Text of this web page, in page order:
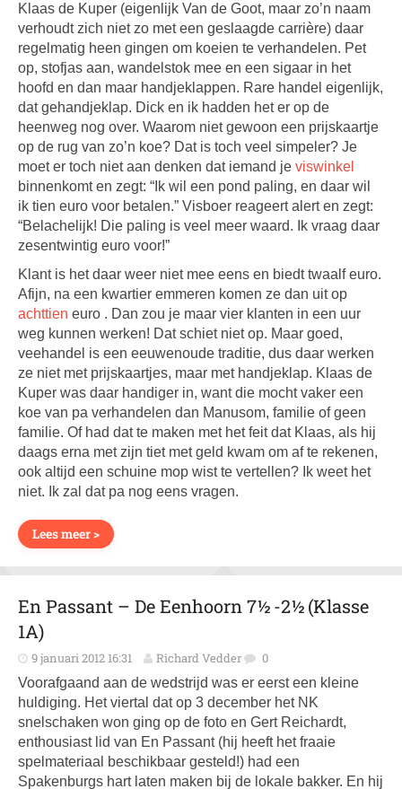
Klaas de Kuper (eigenlijk Van de Goot, maar zo’n naam
verhoudt zich niet zo met een geslaagde carrière) daar
regelmatig heen gingen om koeien te verhandelen. Pet
op, stofjas aan, wandelstok mee en een sigaar in het
hoofd en dan maar handjeklappen. Rare handel eigenlijk,
dat gehandjeklap. Dick en ik hadden het er op de
heenweg nog over. Waarom niet gewoon een prijskaartje
op de rug van zo’n koe? Dat is toch veel simpeler? Je
moet er toch niet aan denken dat iemand je viswinkel
binnenkomt en zegt: “Ik wil een pond paling, en daar wil
ik tien euro voor betalen.” Visboer reageert alert en zegt:
“Belachelijk! Die paling is veel meer waard. Ik vraag daar
zesentwintig euro voor!”
Klant is het daar weer niet mee eens en biedt twaalf euro.
Afijn, na een kwartier emmeren komen ze dan uit op
achttien euro . Dan zou je maar vier klanten in een uur
weg kunnen werken! Dat schiet niet op. Maar goed,
veehandel is een eeuwenoude traditie, dus daar werken
ze niet met prijskaartjes, maar met handjeklap. Klaas de
Kuper was daar handiger in, want die mocht vaker een
koe van pa verhandelen dan Manusom, familie of geen
familie. Of had dat te maken met het feit dat Klaas, als hij
daags erna met zijn tiet met geld kwam om af te rekenen,
ook altijd een schuine mop wist te vertellen? Ik weet het
niet. Ik zal dat pa nog eens vragen.
Lees meer >
En Passant – De Eenhoorn 7½ -2½ (Klasse
1A)
9 januari 2012 16:31 Richard Vedder 0
Voorafgaand aan de wedstrijd was er eerst een kleine
huldiging. Het viertal dat op 3 december het NK
snelschaken won ging op de foto en Gert Reichardt,
enthousiast lid van En Passant (hij heeft het fraaie
spelmateriaal beschikbaar gesteld!) had een
Spakenburgs hart laten maken bij de lokale bakker. En hij